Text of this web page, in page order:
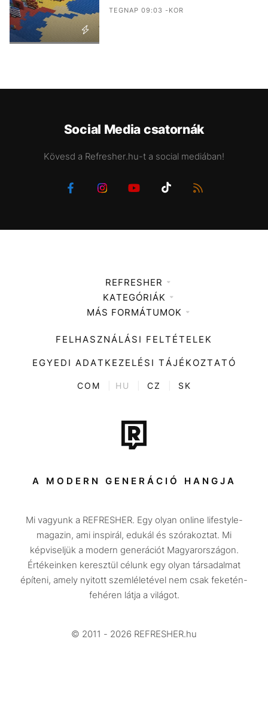
TEGNAP 09:03 -KOR
Social Media csatornák
Kövesd a Refresher.hu-t a social mediában!
REFRESHER
Médiaajánlat
KATEGÓRIÁK
Zene
Divat
Kultúra
ENTR
Tech-Tudomány
Sport
Társadalom
Utazás
Életmód
Design
Beszélgetések
Videó
MÁS FORMÁTUMOK
FELHASZNÁLÁSI FELTÉTELEK
EGYEDI ADATKEZELÉSI TÁJÉKOZTATÓ
COM HU CZ SK
A MODERN GENERÁCIÓ HANGJA
Mi vagyunk a REFRESHER. Egy olyan online lifestyle-
magazin, ami inspirál, edukál és szórakoztat. Mi
képviseljük a modern generációt Magyarországon.
Értékeinken keresztül célunk egy olyan társadalmat
építeni, amely nyitott szemléletével nem csak feketén-
fehéren látja a világot.
© 2011 - 2026 REFRESHER.hu